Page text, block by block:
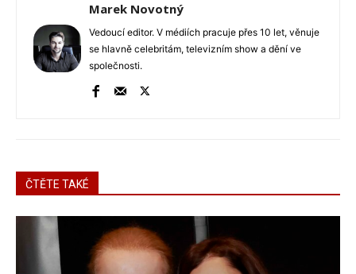
Marek Novotný
Vedoucí editor. V médiích pracuje přes 10 let, věnuje
se hlavně celebritám, televizním show a dění ve
společnosti.
ČTĚTE TAKÉ